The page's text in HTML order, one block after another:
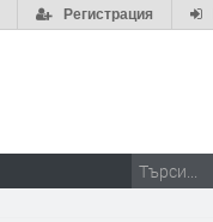
Регистрация